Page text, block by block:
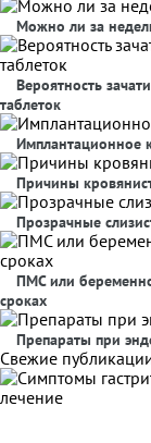
Можно ли за
Вероятность
таблеток
Имплантационное
Причины
Прозрачные
ПМС или
сроках
Препараты при
Свежие